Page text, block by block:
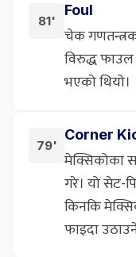
81'
Foul
चेक
विरुद्ध
भएको थियो।
79'
Corner
मेक्सिकोका
गरे। यो सेट-
किनकि
फाइदा